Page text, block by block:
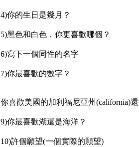
4)你的生日是幾月？
5)黑色和白色，你更喜歡哪個？
6)寫下一個同性的名字
7)你最喜歡的數字？
你喜歡美國的加利福尼亞州(california)
9)你最喜歡湖還是海洋？
10)許個願望(一個實際的願望)